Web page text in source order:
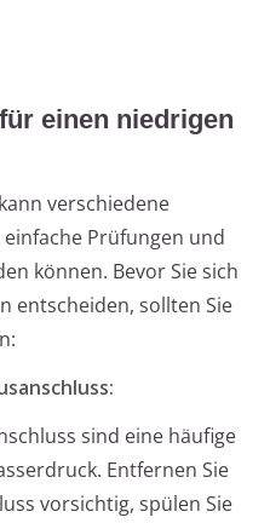
einen niedrigen
verschiedene
Prüfungen und
können. Bevor Sie sich
entscheiden, sollten Sie
sind eine häufige
Entfernen Sie
vorsichtig, spülen Sie